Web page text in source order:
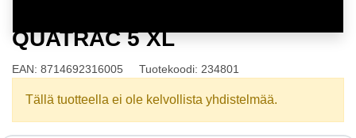
QUATRAC 5 XL
EAN: 8714692316005 Tuotekoodi: 234801
Tällä tuotteella ei ole kelvollista yhdistelmää.